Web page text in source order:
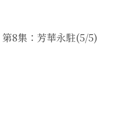
8集：芳華永駐(5/5)